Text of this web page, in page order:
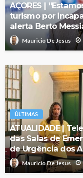
AÇORES |
turismo por
alerta Berto
Mauricio De Jesus
ÚLTIMAS
ATUALIDADE |
das Salas de
de Urgência dos
Mauricio De Jesus